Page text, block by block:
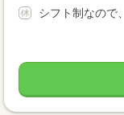
シフト制なので